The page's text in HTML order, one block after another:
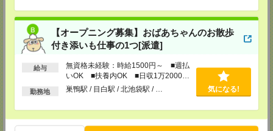
【オープニング募集】おばあちゃんのお散歩
付き添いも仕事の1つ[派遣]
給与
無資格未経験：時給1500円～ ■週払
いOK ■扶養内OK ■日収1万2000円
以上
勤務地 巣鴨駅 / 目白駅 / 北池袋駅 / … 気になる!
千葉県成田市花崎816-2 田村ビル2階
TEL：0476-24-8071
担当：採用担当
柏支店
TEL：04-7165-8074
津田沼支店
千葉県船橋市前原西2-12-7 津田沼第一生命ビル5F
TEL：047-470-5372
担当：採用担当